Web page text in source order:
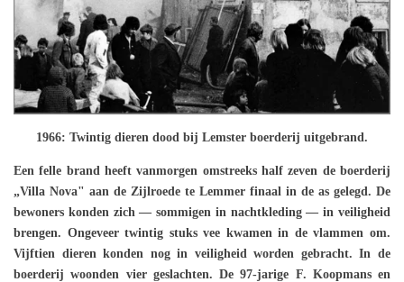
1966: Twintig dieren dood bij Lemster boerderij uitgebrand.
Een felle brand heeft vanmorgen omstreeks half zeven de boerderij
„Villa Nova" aan de Zijlroede te Lemmer finaal in de as gelegd. De
bewoners konden zich — sommigen in nachtkleding — in veiligheid
brengen. Ongeveer twintig stuks vee kwamen in de vlammen om.
Vijftien dieren konden nog in veiligheid worden gebracht. In de
boerderij woonden vier geslachten. De 97-jarige F. Koopmans en